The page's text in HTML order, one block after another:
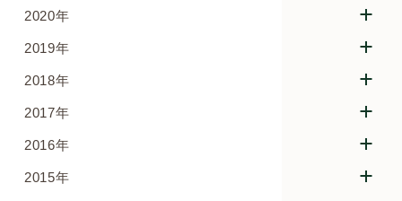
2020年
2019年
2018年
2017年
2016年
2015年